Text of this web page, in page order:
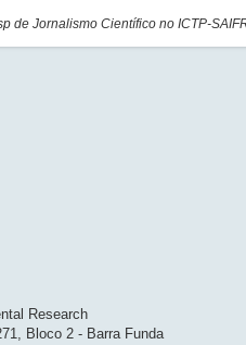
de Jornalismo Científico no ICTP-
Research
Bloco 2 - Barra Funda